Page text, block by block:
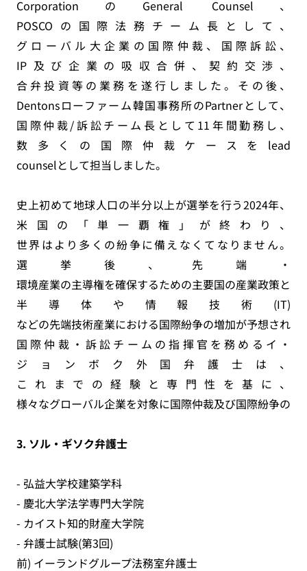
CorporationのGeneral Counsel、
POSCOの国際法務チーム長として、
グローバル大企業の国際仲裁、国際訴訟、
IP及び企業の吸収合併、契約交渉、
合弁投資等の業務を遂行しました。その後、
Dentonsローファーム韓国事務所のPartnerとして、
国際仲裁/訴訟チーム長として11年間勤務し、
数多くの国際仲裁ケースをlead
counselとして担当しました。
史上初めて地球人口の半分以上が選挙を行う2024年、
米国の「単一覇権」が終わり、
世界はより多くの紛争に備えなくてなりません。
選挙後、先端・
環境産業の主導権を確保するための主要国の産業政策と保
半導体や情報技術(IT)
などの先端技術産業における国際紛争の増加が予想される
国際仲裁・訴訟チームの指揮官を務めるイ・
ジョンボク外国弁護士は、
これまでの経験と専門性を基に、
様々なグローバル企業を対象に国際仲裁及び国際紛争の
3. ソル・ギソク弁護士
- 弘益大学校建築学科
- 慶北大学法学専門大学院
- カイスト知的財産大学院
- 弁護士試験(第3回)
前) イーランドグループ法務室弁護士